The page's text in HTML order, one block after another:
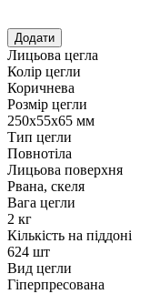
Лицьова цегла
Колір цегли
Коричнева
Розмір цегли
250х55х65 мм
Тип цегли
Повнотіла
Лицьова поверхня
Рвана, скеля
Вага цегли
2 кг
Кількість на піддоні
624 шт
Вид цегли
Гіперпресована